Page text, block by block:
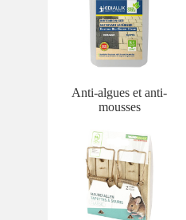
Anti-algues et anti-
mousses